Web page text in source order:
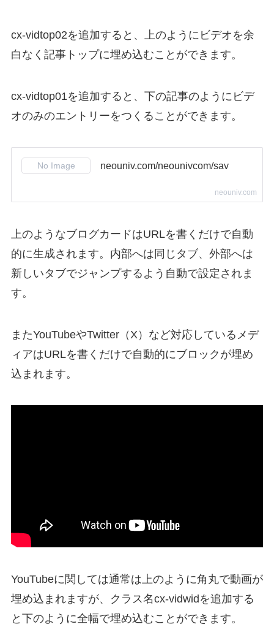
cx-vidtop02を追加すると、上のようにビデオを余
白なく記事トップに埋め込むことができます。
cx-vidtop01を追加すると、下の記事のように ビデ
オのみのエントリーをつくることができます。
neouniv.com
neouniv.com/neounivcom/sav
上のようなブログカードはURLを書くだけで自動
的に生成されます。内部へは同じタブ、外部へは
新しいタブでジャンプするよう自動で設定されま
す。
またYouTubeやTwitter（X）など対応しているメデ
ィアはURLを書くだけで自動的にブロックが埋め
込まれます。
YouTubeに関しては通常は上のように角丸で動画が
埋め込まれますが、クラス名cx-vidwid を追加する
と下のように全幅で埋め込むことができます。